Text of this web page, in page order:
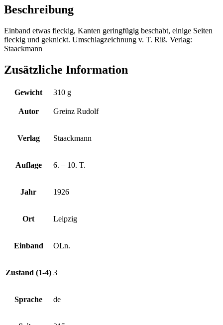
Beschreibung
Einband etwas fleckig, Kanten geringfügig beschabt, einige Seiten
fleckig und geknickt. Umschlagzeichnung v. T. Riß. Verlag:
Staackmann
Zusätzliche Information
Gewicht 310 g
Autor Greinz Rudolf
Verlag Staackmann
Auflage 6. – 10. T.
Jahr 1926
Ort Leipzig
Einband OLn.
Zustand (1-4) 3
Sprache de